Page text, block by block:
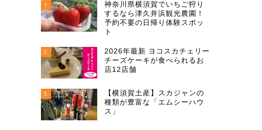
1
神奈川県横須賀でいちご狩り
するなら津久井浜観光農園！
予約不要の日帰り体験スポッ
ト
2
2026年最新 ヨコスカチェリー
チーズケーキが食べられるお
店12店舗
3
【横須賀土産】スカジャンの
種類が豊富な「エムシーハウ
ス」